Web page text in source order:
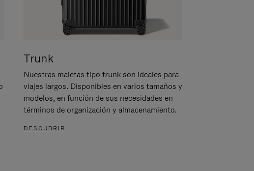
Trunk
Nuestras maletas tipo trunk son ideales para
viajes largos. Disponibles en varios tamaños y
modelos, en función de sus necesidades en
términos de organización y almacenamiento.
DESCUBRIR